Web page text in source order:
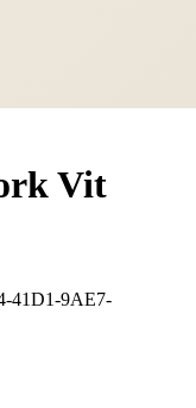
Vit
41D1-9AE7-